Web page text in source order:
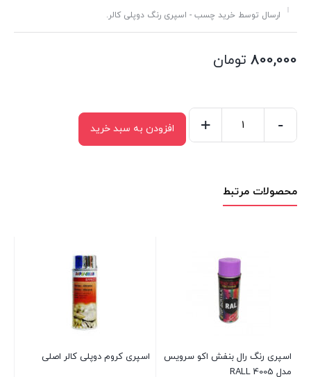
ارسال توسط خرید چسب - اسپری رنگ دوپلی کالر.
800,000 تومان
سبز
-
+ افزودن به سبد خرید
محصولات مرتبط
اسپری رنگ رال بنفش اکو سرویس
مدل RALL 4005
اسپری کروم دوپلی کالر اصلی